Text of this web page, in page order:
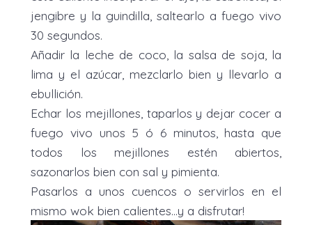
jengibre y la guindilla, saltearlo a fuego vivo
30 segundos.
Añadir la leche de coco, la salsa de soja, la
lima y el azúcar, mezclarlo bien y llevarlo a
ebullición.
Echar los mejillones, taparlos y dejar cocer a
fuego vivo unos 5 ó 6 minutos, hasta que
todos los mejillones estén abiertos,
sazonarlos bien con sal y pimienta.
Pasarlos a unos cuencos o servirlos en el
mismo wok bien calientes...y a disfrutar!